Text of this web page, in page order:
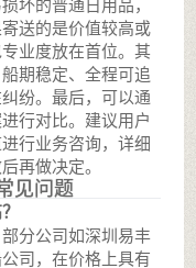
送的是价值较高或
业度放在首位。其
期稳定、全程可追
纷。最后，可以通
行对比。建议用户
行业务咨询，详细
再做决定。
见问题
分公司如深圳易丰
司，在价格上具有